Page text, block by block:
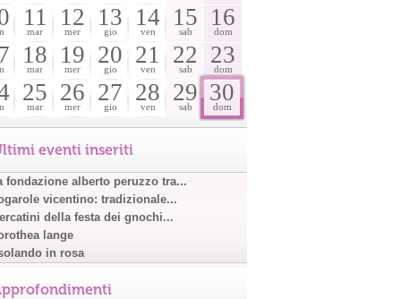
11
mar
12
mer
13
gio
14
ven
15
sab
16
dom
18
mar
19
mer
20
gio
21
ven
22
sab
23
dom
25
mar
26
mer
27
gio
28
ven
29
sab
30
dom
eventi inseriti
fondazione alberto peruzzo tra...
vicentino: tradizionale...
della festa dei gnochi...
lange
in rosa